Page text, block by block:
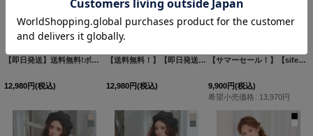
【即日発送】送料無料!ボレロ/長袖/キャミソール/スタッズ/ドット/リボン/プリーツ/セットアップ/ミニドレス/キャバドレス【XS-Mサイズ/1カラー】[OF01]【SB】AG
12,980円(税込)
【送料無料！】【即日発送】オフショルダーチュールセットアップミニドレス/キャバドレス 【XS-Mサイズ/1カラー】[OF03] 【YN】dzw
12,980円(税込)
【サマーセール！】【sifeel/シフィール】ツイードマーメイドドレス/チェーン/谷間見せ/チュール袖/ミディアムドレス/キャバドレス【S-Lサイズ/2カラー】[OF03]【YN】dzc
9,900円(税込)
希望小売価格 : 13,970円